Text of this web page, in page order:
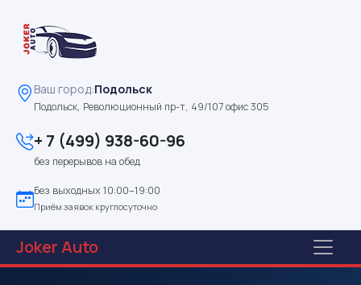
Ваш город:Подольск
Подольск, Революционный пр-т, 49/107 офис 305
+ 7 (499) 938-60-96
без перерывов на обед
Без выходных 10:00–19:00
Приём заявок круглосуточно
JokerAuto